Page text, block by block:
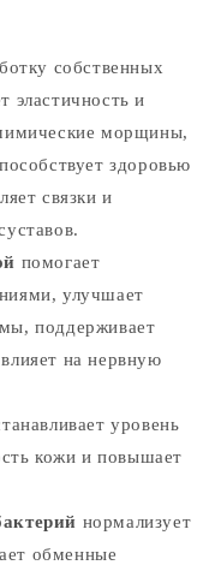
собственных
эластичность и
морщины,
здоровью
связки и
помогает
улучшает
поддерживает
на нервную
уровень
кожи и повышает
нормализует
обменные